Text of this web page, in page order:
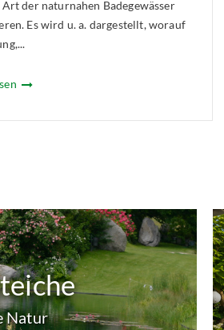
der naturnahen Badegewässer
Es wird u. a. dargestellt, worauf
Natur